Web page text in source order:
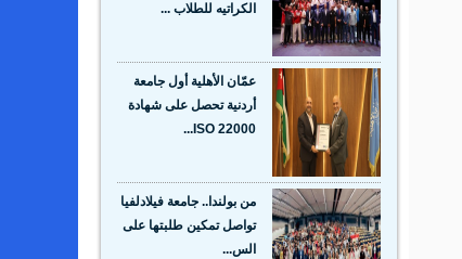
الكراتيه للطلاب ...
عمّان الأهلية أول جامعة
أردنية تحصل على شهادة
ISO 22000...
من بولندا.. جامعة فيلادلفيا
تواصل تمكين طلبتها على
الس...